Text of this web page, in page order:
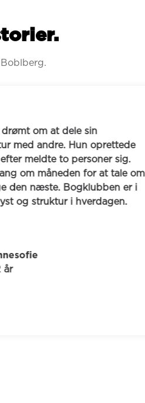
om at dele sin
med andre. Hun oprettede
meldte to personer sig.
om måneden for at tale om
den næste. Bogklubben er i
og struktur i hverdagen.
år